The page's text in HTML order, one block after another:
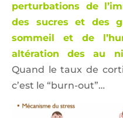
perturbations de
des sucres et des
sommeil et de
altération des au
Quand le taux de
c’est le “burn-out”…